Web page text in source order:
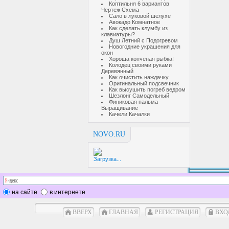
Коптильня 6 вариантов
Чертеж Схема
Сало в луковой шелухе
Авокадо Комнатное
Как сделать клумбу из
клавиатуры?
Душ Летний с Подогревом
Новогодние украшения для
окон
Хороша копченая рыбка!
Колодец своими руками
Деревянный
Как очистить наждачку
Оригинальный подсвечник
Как высушить погреб ведром
Шезлонг Самодельный
Финиковая пальма
Выращивание
Качели Качалки
NOVO.RU
Загрузка...
на сайте в интернете
ВВЕРХ ГЛАВНАЯ РЕГИСТРАЦИЯ